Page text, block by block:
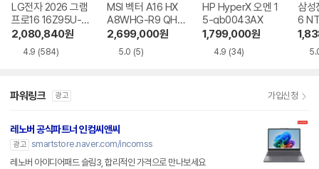
LG전자 2026 그램
프로16 16Z95U-G
S5WK
2,080,840원
4.9 (584)
MSI 벡터 A16 HX
A8WHG-R9 QHD
+
2,699,000원
5.0 (5)
HP HyperX 오멘 1
5-gb0043AX
1,799,000원
4.9 (34)
삼성
6
A
파워링크 광고 가입신청
레노버 공식파트너 인컴씨앤씨
광고 smartstore.naver.com/incomss
레노버 아이디어패드 슬림3, 합리적인 가격으로 만나보세요